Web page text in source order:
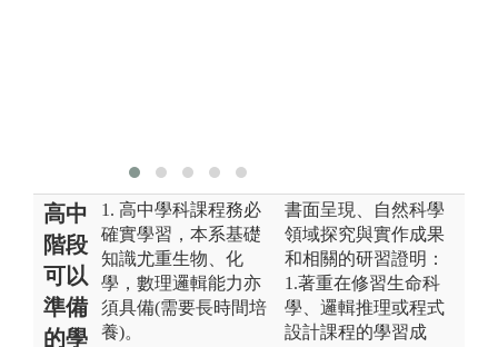
高中
階段
可以
準備
的學
1. 高中學科課程務必
確實學習，本系基礎
知識尤重生物、化
學，數理邏輯能力亦
須具備(需要長時間培
養)。
書面呈現、自然科學
領域探究與實作成果
和相關的研習證明：
1.著重在修習生命科
學、邏輯推理或程式
設計課程的學習成